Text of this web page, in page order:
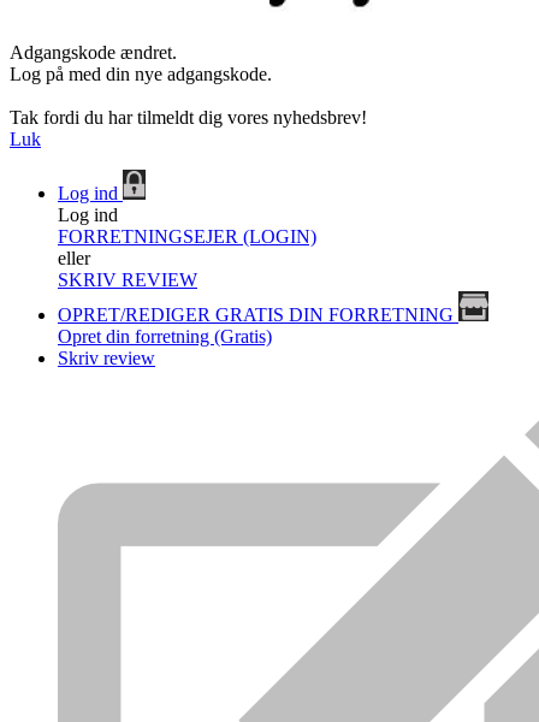
Adgangskode ændret.
Log på med din nye adgangskode.
Tak fordi du har tilmeldt dig vores nyhedsbrev!
Luk
Log ind
Log ind
FORRETNINGSEJER (LOGIN)
eller
SKRIV REVIEW
OPRET/REDIGER GRATIS DIN FORRETNING
Opret din forretning (Gratis)
Skriv review